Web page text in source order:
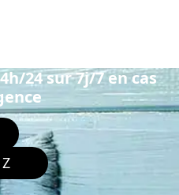
24 sur 7j/7 en cas